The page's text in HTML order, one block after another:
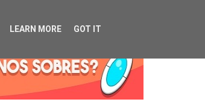
LEARN MORE GOT IT